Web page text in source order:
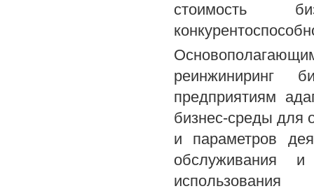
стоимость
реинжиниринг
предприятиям
бизнес-среды для
и параметров
обслуживания и
использования